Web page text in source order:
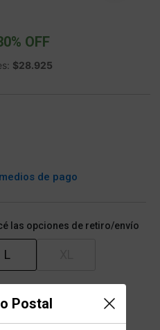
Postal
from
OFF
$28.925
de pago
las opciones de retiro/envío
L